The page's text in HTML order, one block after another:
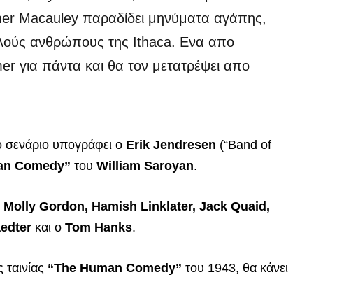
Macauley παραδίδει μηνύματα αγάπης,
ανθρώπους της Ithaca. Ενα απο
για πάντα και θα τον μετατρέψει απο
σενάριο υπογράφει ο Erik Jendresen (“Band of
Comedy” του William Saroyan.
Molly Gordon, Hamish Linklater, Jack Quaid,
και o Tom Hanks.
“The Human Comedy” του 1943, θα κάνει